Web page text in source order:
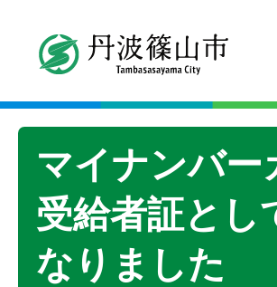
マイナンバー
受給者証とし
なりました